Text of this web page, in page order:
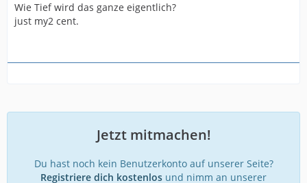
Wie Tief wird das ganze eigentlich?
just my2 cent.
Jetzt mitmachen!
Du hast noch kein Benutzerkonto auf unserer Seite?
Registriere dich kostenlos und nimm an unserer